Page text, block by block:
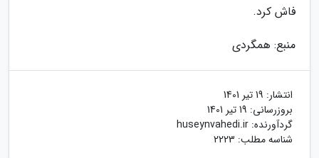
فاش کرد.
منبع: همگردی
انتشار: 19 تیر 1401
بروزرسانی: 19 تیر 1401
گردآورنده: huseynvahedi.ir
شناسه مطلب: 2223